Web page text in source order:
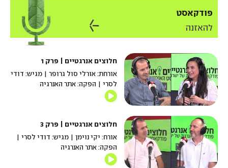
פודקאסט
להאזנה
חלוצים אנרגטיים | פרק 1
אורחת: אורלי סול גרופר | מגיש: דודי
לסרי | הפקה: אתר האנרגיה
חלוצים אנרגטיים | פרק 3
אורח: יקי נוימן | מגיש: דודי לסרי |
הפקה: אתר האנרגיה